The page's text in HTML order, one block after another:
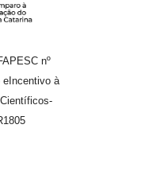
nº
e Incentivo à
Científicos-